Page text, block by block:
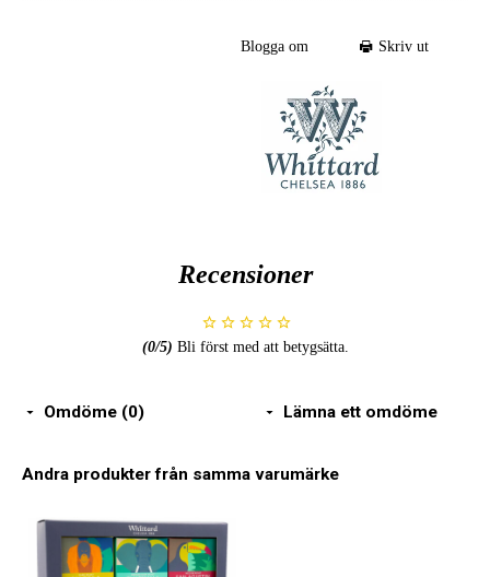
Blogga om Skriv ut
Recensioner
(0/5) Bli först med att betygsätta.
Omdöme (0) Lämna ett omdöme
Andra produkter från samma varumärke